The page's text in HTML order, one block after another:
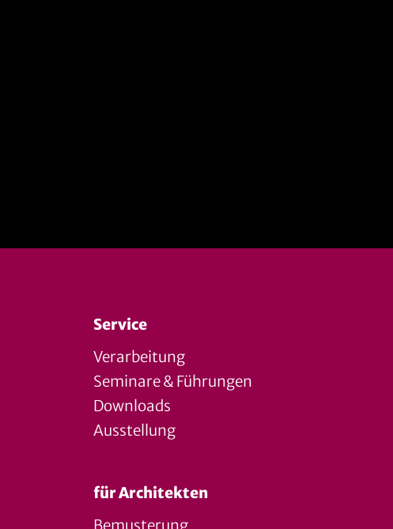
Service
Verarbeitung
Seminare & Führungen
Downloads
Ausstellung
für Architekten
Bemusterung